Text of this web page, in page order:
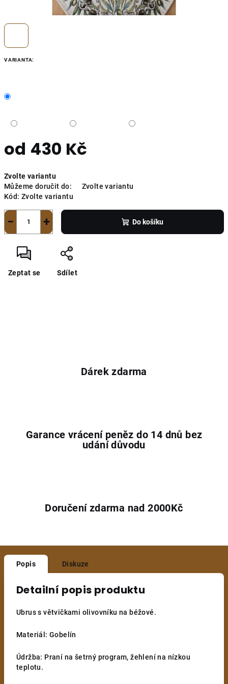
VARIANTA:
od 430 Kč
cena:
Zvolte variantu
Můžeme doručit do:
Zvolte variantu
Kód: Zvolte variantu
+
− Do košíku
Zeptat se Sdílet
Dárek zdarma
Garance vrácení peněz do 14 dnů bez
udání důvodu
Doručení zdarma nad 2000Kč
Popis Diskuze
Detailní popis produktu
Ubrus s větvičkami olivovníku na béžové.
Materiál: Gobelín
Údržba: Praní na šetrný program, žehlení na nízkou
teplotu.